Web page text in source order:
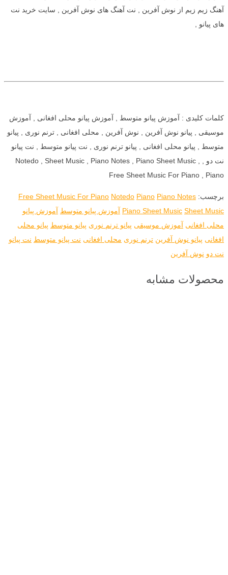
آهنگ زیم زیم از نوش آفرین , نت آهنگ های نوش آفرین , سایت خرید نت
های پیانو ,
کلمات کلیدی : آموزش پیانو متوسط , آموزش پیانو محلی افغانی , آموزش
موسیقی , پیانو نوش آفرین , نوش آفرین , محلی افغانی , ترنم نوری , پیانو
متوسط , پیانو محلی افغانی , پیانو ترنم نوری , نت پیانو متوسط , نت پیانو
نت دو , Notedo , Sheet Music , Piano Notes , Piano Sheet Music ,
Free Sheet Music For Piano , Piano
برچسب: Free Sheet Music For Piano Notedo Piano Piano Notes
Piano Sheet Music Sheet Music آموزش پیانو متوسط آموزش پیانو
محلی افغانی آموزش موسیقی پیانو ترنم نوری پیانو متوسط پیانو محلی
افغانی پیانو نوش آفرین ترنم نوری محلی افغانی نت پیانو متوسط نت پیانو
نت دو نوش آفرین
محصولات مشابه